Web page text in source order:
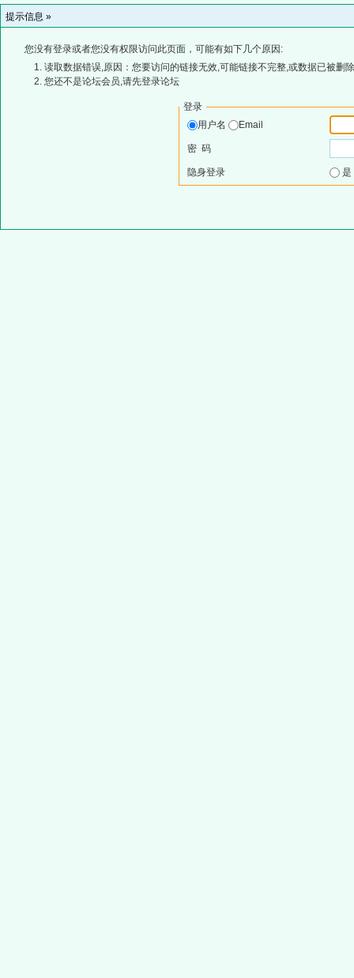
提示信息 »
您没有登录或者您没有权限访问此页面，可能有如下几个原因:
读取数据错误,原因：您要访问的链接无效,可能链接不完整,或数据已被删
您还不是论坛会员,请先登录论坛
登录
用户名
Email
密 码
隐身登录